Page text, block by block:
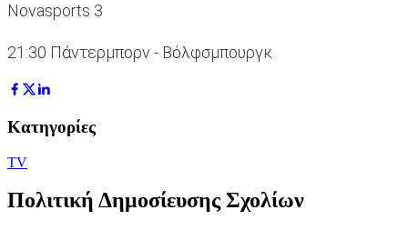
Novasports 3
21:30 Πάντερμπορν - Βόλφσμπουργκ
Κατηγορίες
TV
Πολιτική Δημοσίευσης Σχολίων